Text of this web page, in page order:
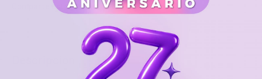
Comparte este producto